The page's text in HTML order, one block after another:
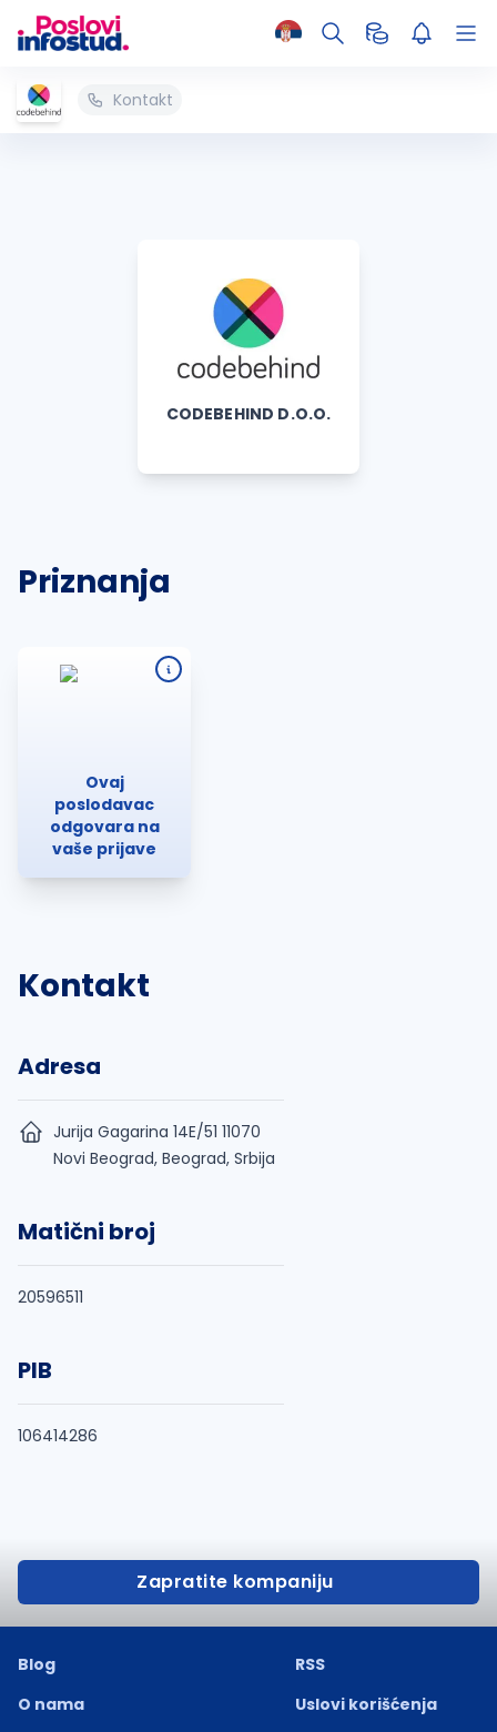
Kontakt
CODEBEHIND D.O.O.
Priznanja
Ovaj
poslodavac
odgovara na
vaše prijave
Kontakt
Adresa
Jurija Gagarina 14E/51 11070
Novi Beograd, Beograd, Srbija
Matični broj
20596511
PIB
106414286
Zapratite kompaniju
Blog
O nama
RSS
Uslovi korišćenja